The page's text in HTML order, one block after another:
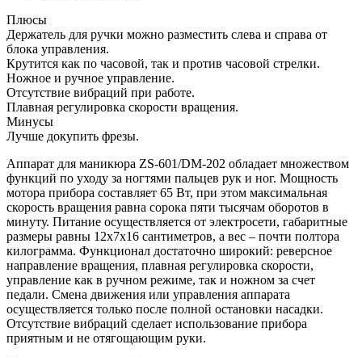
Плюсы
Держатель для ручки можно разместить слева и справа от
блока управления.
Крутится как по часовой, так и против часовой стрелки.
Ножное и ручное управление.
Отсутствие вибраций при работе.
Плавная регулировка скорости вращения.
Минусы
Лучше докупить фрезы.
Аппарат для маникюра ZS-601/DM-202 обладает множеством
функций по уходу за ногтями пальцев рук и ног. Мощность
мотора прибора составляет 65 Вт, при этом максимальная
скорость вращения равна сорока пяти тысячам оборотов в
минуту. Питание осуществляется от электросети, габаритные
размеры равны 12х7х16 сантиметров, а вес – почти полтора
килограмма. Функционал достаточно широкий: реверсное
направление вращения, плавная регулировка скорости,
управление как в ручном режиме, так и ножном за счет
педали. Смена движения или управления аппарата
осуществляется только после полной остановки насадки.
Отсутствие вибраций сделает использование прибора
приятным и не отягощающим руки.